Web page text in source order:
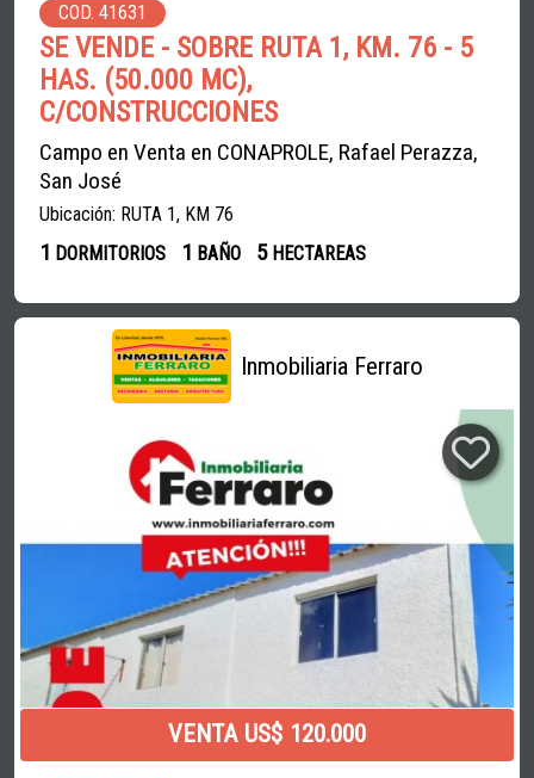
COD. 41631
SE VENDE - SOBRE RUTA 1, KM. 76 - 5
HAS. (50.000 MC),
C/CONSTRUCCIONES
Campo en Venta en CONAPROLE, Rafael Perazza,
San José
Ubicación: RUTA 1, KM 76
1 DORMITORIOS 1 BAÑO 5 HECTAREAS
Inmobiliaria Ferraro
VENTA US$ 120.000